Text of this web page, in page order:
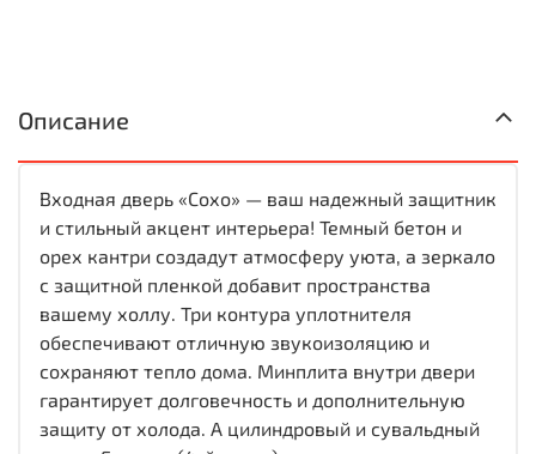
Описание
Входная дверь «Сохо» — ваш надежный защитник
и стильный акцент интерьера! Темный бетон и
орех кантри создадут атмосферу уюта, а зеркало
с защитной пленкой добавит пространства
вашему холлу. Три контура уплотнителя
обеспечивают отличную звукоизоляцию и
сохраняют тепло дома. Минплита внутри двери
гарантирует долговечность и дополнительную
защиту от холода. А цилиндровый и сувальдный